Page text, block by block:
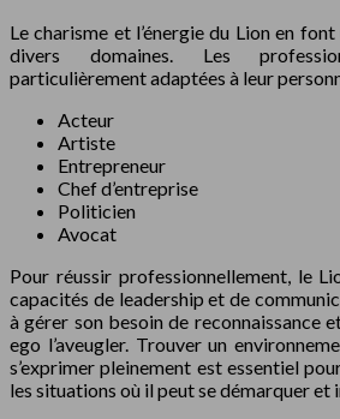
Le charisme et l’énergie du Lion en
divers domaines. Les
particulièrement adaptées à leur
Acteur
Artiste
Entrepreneur
Chef d’entreprise
Politicien
Avocat
Pour réussir professionnellement, le
capacités de leadership et de
à gérer son besoin de reconnaissance
ego l’aveugler. Trouver un
s’exprimer pleinement est essentiel
les situations où il peut se démarquer et